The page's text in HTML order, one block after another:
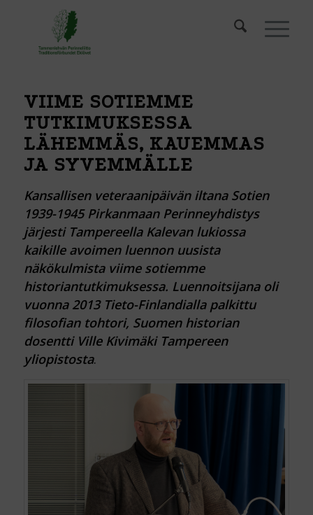
VIIME SOTIEMME
TUTKIMUKSESSA
LÄHEMMÄS, KAUEMMAS
JA SYVEMMÄLLE
Kansallisen veteraanipäivän iltana Sotien
1939-1945 Pirkanmaan Perinneyhdistys
järjesti Tampereella Kalevan lukiossa
kaikille avoimen luennon uusista
näkökulmista viime sotiemme
historiantutkimuksessa. Luennoitsijana oli
vuonna 2013 Tieto-Finlandialla palkittu
filosofian tohtori, Suomen historian
dosentti Ville Kivimäki Tampereen
yliopistosta.